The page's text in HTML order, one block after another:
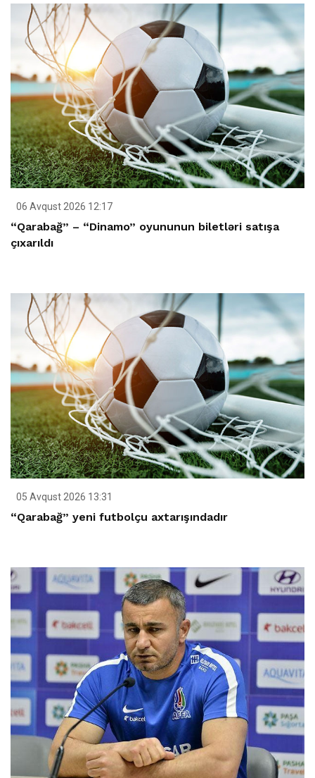
06 Avqust 2026 12:17
“Qarabağ” – “Dinamo” oyununun biletləri satışa
çıxarıldı
05 Avqust 2026 13:31
“Qarabağ” yeni futbolçu axtarışındadır